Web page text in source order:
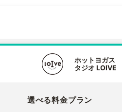
ホットヨガス
タジオ LOIVE
選べる料金プラン